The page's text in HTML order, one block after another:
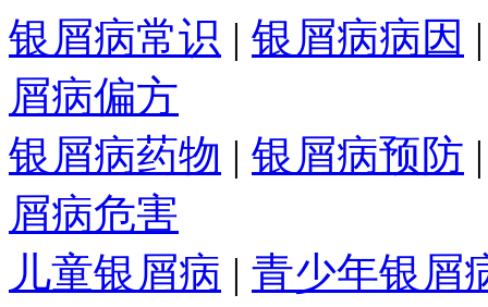
银屑病常识 | 银屑病病因
屑病偏方
银屑病药物 | 银屑病预防
屑病危害
儿童银屑病 | 青少年银屑